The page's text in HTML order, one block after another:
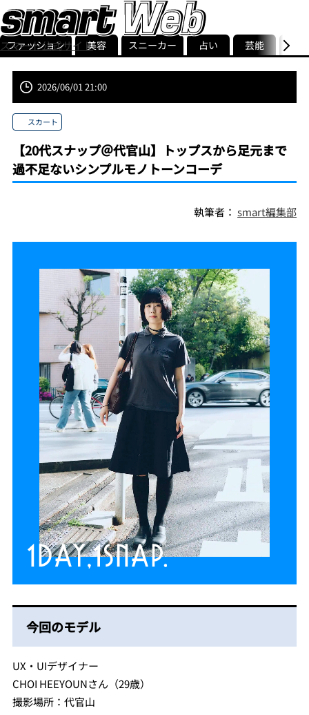
スマート公式サイト
smart最新号
記事一覧ランキング
ストリ
ファッション 美容 スニーカー 占い 芸能 グル
2026/06/01 21:00
スカート
【20代スナップ＠代官山】トップスから足元まで
過不足ないシンプルモノトーンコーデ
執筆者：smart編集部
今回のモデル
UX・UIデザイナー
CHOI HEEYOUNさん（29歳）
撮影場所：代官山